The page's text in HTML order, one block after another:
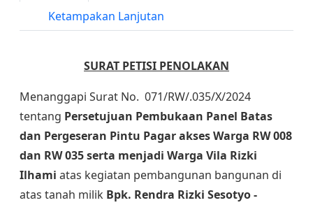
Ketampakan Lanjutan
SURAT PETISI PENOLAKAN
Menanggapi Surat No. 071/RW/.035/X/2024
tentang Persetujuan Pembukaan Panel Batas
dan Pergeseran Pintu Pagar akses Warga RW 008
dan RW 035 serta menjadi Warga Vila Rizki
Ilhami atas kegiatan pembangunan bangunan di
atas tanah milik Bpk. Rendra Rizki Sesotyo -